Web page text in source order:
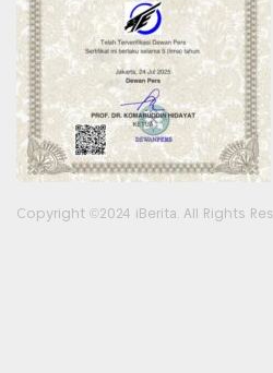
Copyright ©2024 iBerita. All Rights